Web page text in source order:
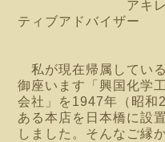
アキレスリ
ティブアドバイザー
私が現在帰属してい
御座います「興国化学
会社」を 1947年（昭和
ある本店を日本橋に設
しました。 そんなご縁